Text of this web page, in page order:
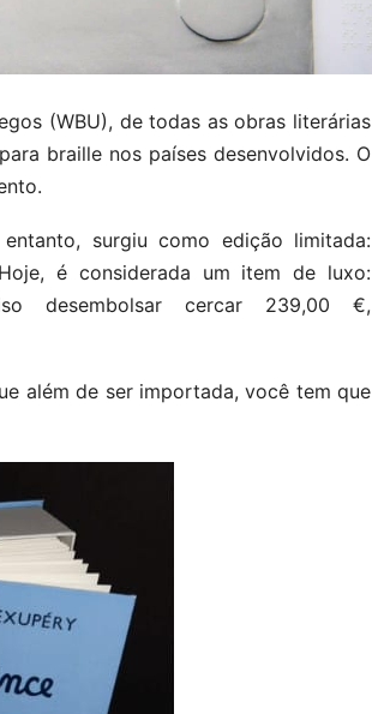
(WBU), de todas as obras literárias
braille nos países desenvolvidos. O
surgiu como edição limitada:
é considerada um item de luxo:
desembolsar cercar 239,00 €,
além de ser importada, você tem que